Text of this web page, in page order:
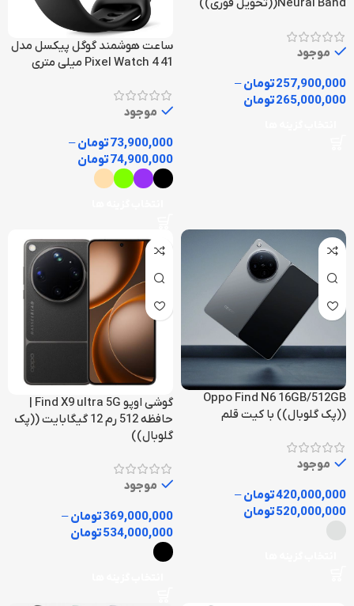
Neural Band((تحویل فوری))
موجود
257,900,000تومان–
265,000,000تومان
ساعت هوشمند گوگل پیکسل مدل
Pixel Watch 4 41 میلی متری
موجود
73,900,000تومان–
74,900,000تومان
Oppo Find N6 16GB/512GB
((پک گلوبال)) با کیت قلم
موجود
420,000,000تومان–
520,000,000تومان
گوشی اوپو Find X9 ultra 5G |
حافظه 512 رم 12 گیگابایت ((پک
گلوبال))
موجود
369,000,000تومان–
534,000,000تومان